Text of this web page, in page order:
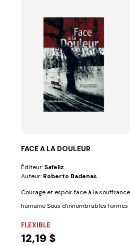
FACE A LA DOULEUR
Éditeur:Safeliz
Auteur: Roberto Badenas
Courage et espoir face à la souffrance
humaine Sous d'innombrables formes
FLEXIBLE
12,19 $